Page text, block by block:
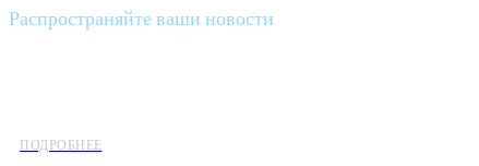
Распространяйте ваши новости
ПОДРОБНЕЕ